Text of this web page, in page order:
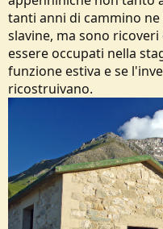
tanti anni di cammino
slavine, ma sono
essere occupati nella
funzione estiva e se
ricostruivano.